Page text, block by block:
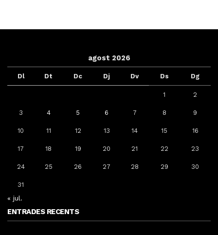
agost 2026
Dl Dt Dc Dj Dv Ds Dg
1 2
3 4 5 6 7 8 9
10 11 12 13 14 15 16
17 18 19 20 21 22 23
24 25 26 27 28 29 30
31
« jul.
ENTRADES RECENTS